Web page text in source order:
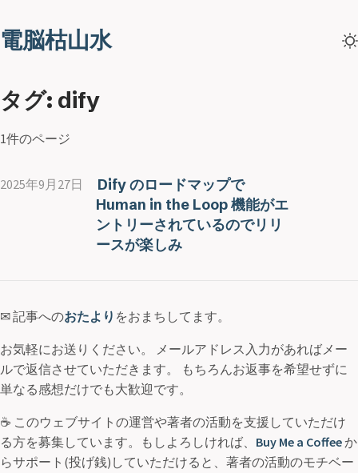
電脳枯山水
タグ: dify
1件のページ
2025年9月27日
Dify のロードマップで
Human in the Loop 機能がエ
ントリーされているのでリリ
ースが楽しみ
✉ 記事へのおたより をおまちしてます。
お気軽にお送りください。 メールアドレス入力があればメー
ルで返信させていただきます。 もちろんお返事を希望せずに
単なる感想だけでも大歓迎です。
☕ このウェブサイトの運営や著者の活動を支援していただけ
る方を募集しています。もしよろしければ、 Buy Me a Coffeeか
らサポート(投げ銭)していただけると、著者の活動のモチベー